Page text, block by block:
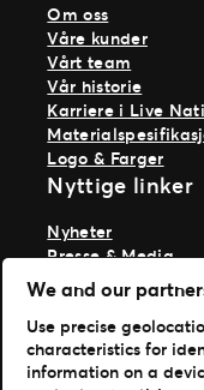
Om oss
Våre kunder
Vårt team
Vår historie
Karriere i Live
Logo & Farger
Nyttige linker
Nyheter
Presse & Media
Ekspertise
TM1-
Last ned
We and our
Use precise
characteristics for
information on a